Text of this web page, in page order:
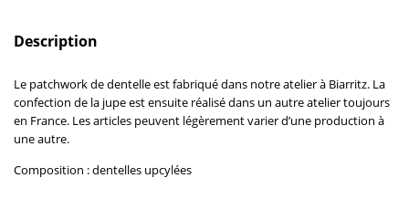
Description
Le patchwork de dentelle est fabriqué dans notre atelier à Biarritz. La
confection de la jupe est ensuite réalisé dans un autre atelier toujours
en France. Les articles peuvent légèrement varier d’une production à
une autre.
Composition : dentelles upcylées